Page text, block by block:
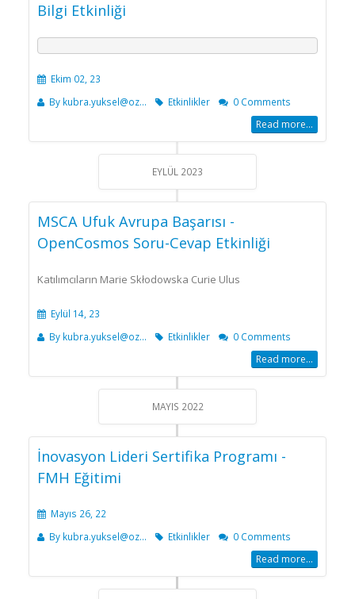
Bilgi Etkinliği
Ekim 02, 23
By kubra.yuksel@oz... Etkinlikler 0 Comments
Read more...
EYLÜL 2023
MSCA Ufuk Avrupa Başarısı -
OpenCosmos Soru-Cevap Etkinliği
Katılımcıların Marie Skłodowska Curie Ulus
Eylül 14, 23
By kubra.yuksel@oz... Etkinlikler 0 Comments
Read more...
MAYIS 2022
İnovasyon Lideri Sertifika Programı -
FMH Eğitimi
Mayıs 26, 22
By kubra.yuksel@oz... Etkinlikler 0 Comments
Read more...